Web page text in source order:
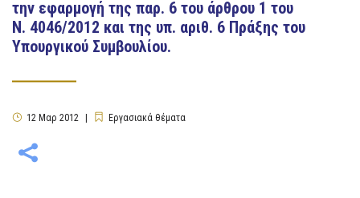
την εφαρμογή της παρ. 6 του άρθρου 1 του
Ν. 4046/2012 και της υπ. αριθ. 6 Πράξης του
Υπουργικού Συμβουλίου.
12 Μαρ 2012 Εργασιακά θέματα